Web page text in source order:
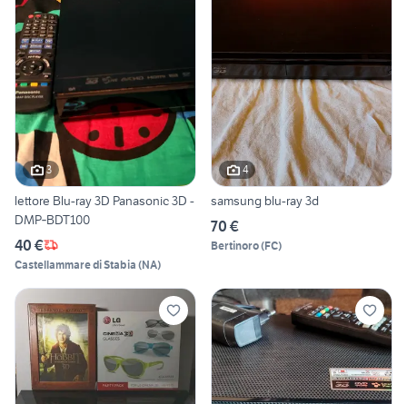
3
lettore Blu-ray 3D Panasonic 3D -
DMP‑BDT100
40 €
Castellammare di Stabia (NA)
4
samsung blu-ray 3d
70 €
Bertinoro(FC)